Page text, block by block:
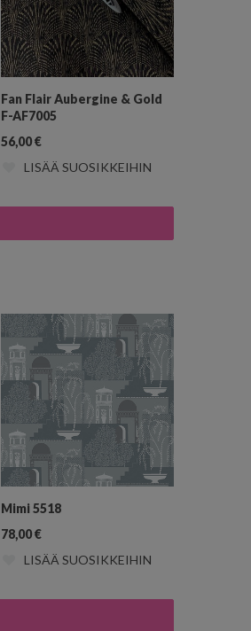
Fan Flair Aubergine & Gold
F-AF7005
56,00€
LISÄÄ SUOSIKKEIHIN
Mimi 5518
78,00€
LISÄÄ SUOSIKKEIHIN